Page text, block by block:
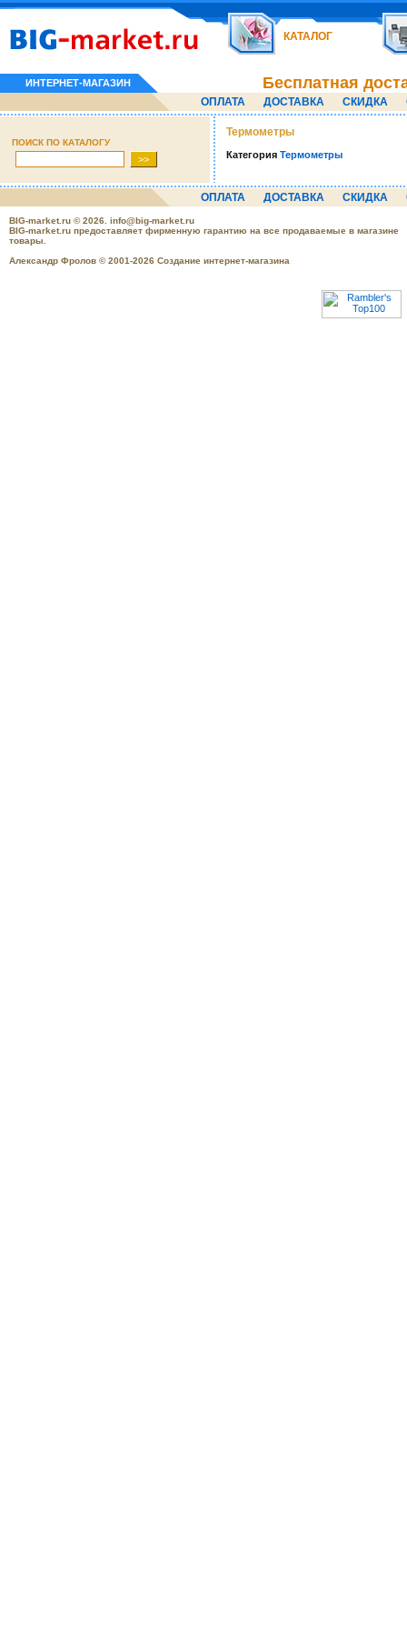
КАТАЛОГ
ИНТЕРНЕТ-МАГАЗИН Бесплатная
ОПЛАТА ДОСТАВКА СКИДКА
ПОИСК ПО КАТАЛОГУ
Термометры
Категория Термометры
ОПЛАТА ДОСТАВКА СКИДКА
BIG-market.ru © 2026. info@big-market.ru
BIG-market.ru предоставляет фирменную гарантию на все продаваемые в магазине
товары.
Александр Фролов © 2001-2026 Создание интернет-магазина